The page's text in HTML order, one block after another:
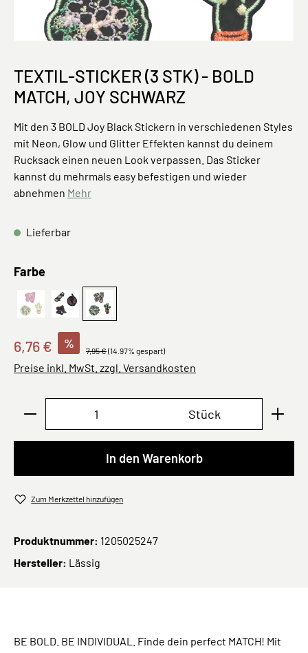
TEXTIL-STICKER (3 STK) - BOLD
MATCH, JOY SCHWARZ
Mit den 3 BOLD Joy Black Stickern in verschiedenen Styles
mit Neon, Glow und Glitter Effekten kannst du deinem
Rucksack einen neuen Look verpassen. Das Sticker
kannst du mehrmals easy befestigen und wieder
abnehmen Mehr
Lieferbar
Farbeauswählen
Joy PurpleSkater Joy Schwarz
6,76 € % 7,95 €(14.97% gespart)
Preise inkl. MwSt. zzgl. Versandkosten
Produkt Anzahl: Gib den gewünschten
Stück
In den Warenkorb
Zum Merkzettel hinzufügen
Produktnummer: 1205025247
Hersteller: Lässig
BE BOLD. BE INDIVIDUAL. Finde dein perfect MATCH! Mit